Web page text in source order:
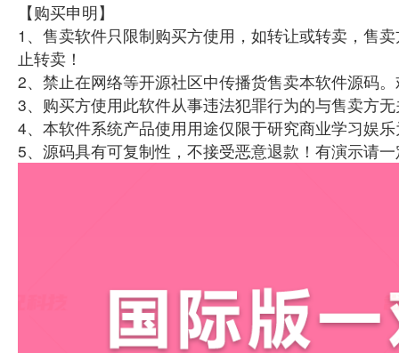
【购买申明】
1、售卖软件只限制购买方使用，如转让或转卖，售
止转卖！
2、禁止在网络等开源社区中传播货售卖本软件源码
3、购买方使用此软件从事违法犯罪行为的与售卖方
4、本软件系统产品使用用途仅限于研究商业学习娱
5、源码具有可复制性，不接受恶意退款！有演示请